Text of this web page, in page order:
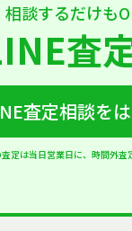
相談するだけも
査
査定相談を
定は当日営業日に、時間外査